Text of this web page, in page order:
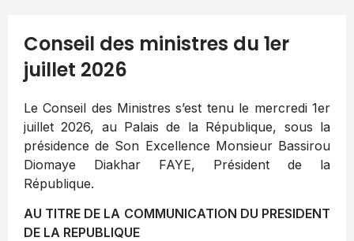
Conseil des ministres du 1er
juillet 2026
Le Conseil des Ministres s’est tenu le mercredi 1er
juillet 2026, au Palais de la République, sous la
présidence de Son Excellence Monsieur Bassirou
Diomaye Diakhar FAYE, Président de la
République.
AU TITRE DE LA COMMUNICATION DU PRESIDENT
DE LA REPUBLIQUE